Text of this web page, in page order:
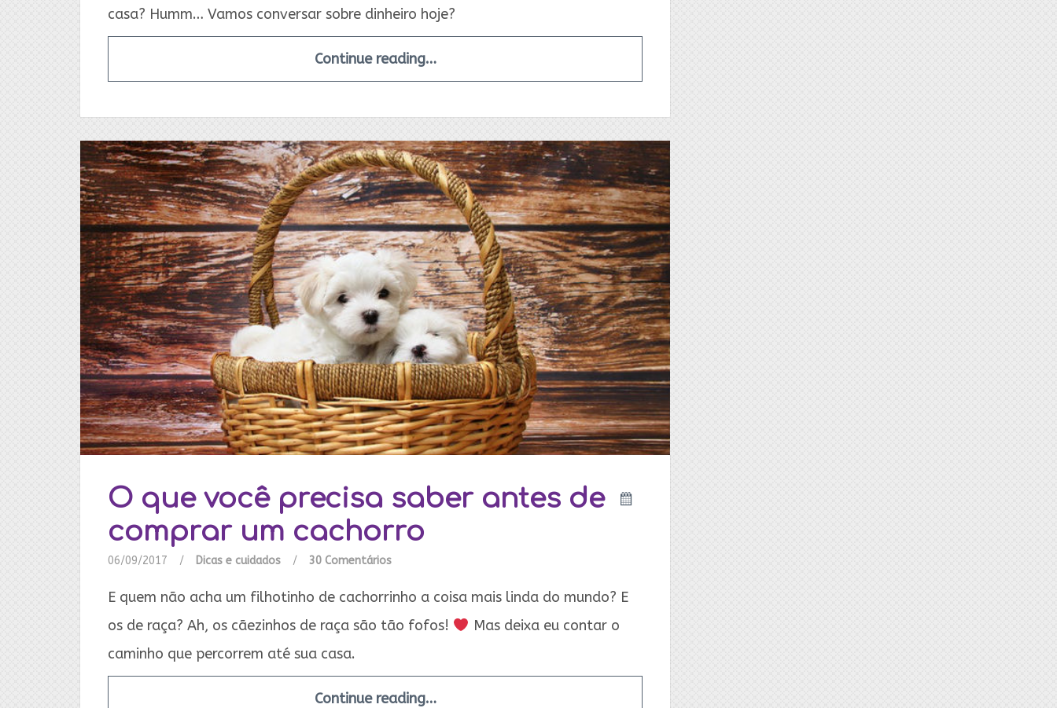
casa? Humm… Vamos conversar sobre dinheiro hoje?
Continue reading…
O que você precisa saber antes de
comprar um cachorro
06/09/2017 / Dicas e cuidados / 30 Comentários
E quem não acha um filhotinho de cachorrinho a coisa mais linda do mundo? E
os de raça? Ah, os cãezinhos de raça são tão fofos!
Mas deixa eu contar o
caminho que percorrem até sua casa.
Continue reading…